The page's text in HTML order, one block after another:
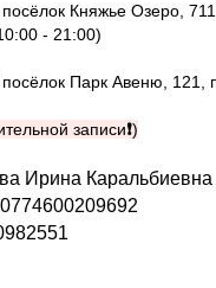
Княжье Озеро,
- 21:00)
Парк Авеню, 121,
записи❗)
Ирина Каральбиевна